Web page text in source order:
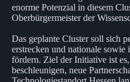
enorme Potenzial in diesem
Oberbürgermeister der
Das geplante Cluster soll sich
erstrecken und nationale
fördern. Ziel der Initiative ist
beschleunigen, neue